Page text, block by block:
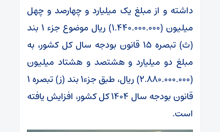
داشته و از مبلغ یک میلیارد و چهارصد و چهل
میلیون (۱.۴۴۰.۰۰۰.۰۰۰) ریال موضوع جزء ۱ بند
(ث) تبصره ۱۵ قانون بودجه سال کل کشور، به
مبلغ دو میلیارد و هشتصد و هشتاد میلیون
(۲.۸۸۰.۰۰۰.۰۰۰) ریال، طبق جزء۱ بند (ز) تبصره ۱
قانون بودجه سال ۱۴۰۴ کل کشور، افزایش یافته
است.